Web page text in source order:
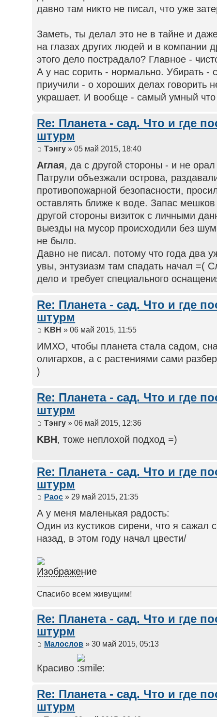
давно там никто не писал, что уже
Заметь, ты делал это не в тайне и
на глазах других людей и в компании
этого дело пострадало? Главное -
А у нас сорить - нормально. Убирать -
приучили - о хороших делах говорить
украшает. И вообще - самый умный
Re: Планета - сад. Что и где
штурм
Тэнгу » 05 май 2015, 18:40
Аглая, да с другой стороны - и не орал
Патрули объезжали острова,
противопожарной безопасности,
оставлять ближе к воде. Запас
другой стороны визиток с личными
выезды на мусор происходили без
не было.
Давно не писал. потому что года два
увы, энтузиазм там спадать начал =(
дело и требует специального
Re: Планета - сад. Что и где
штурм
KBH » 06 май 2015, 11:55
ИМХО, чтобы планета стала садом,
олигархов, а с растениями сами
)
Re: Планета - сад. Что и где
штурм
Тэнгу » 06 май 2015, 12:36
KBH, тоже неплохой подход =)
Re: Планета - сад. Что и где
штурм
Раос » 29 май 2015, 21:35
А у меня маленькая радость:
Один из кустиков сирени, что я сажал
назад, в этом году начал цвести/
Спасибо всем живущим!
Re: Планета - сад. Что и где
штурм
Малослов » 30 май 2015, 05:13
Красиво
Re: Планета - сад. Что и где
штурм